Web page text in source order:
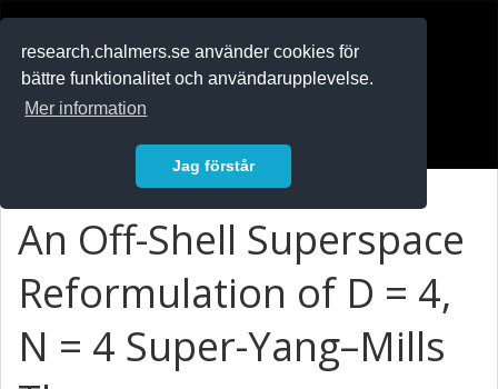
research.chalmers.se använder cookies för
bättre funktionalitet och användarupplevelse.
Mer information
Jag förstår
An Off-Shell Superspace
Reformulation of D = 4,
N = 4 Super-Yang–Mills